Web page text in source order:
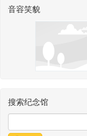
音容笑貌
搜索纪念馆